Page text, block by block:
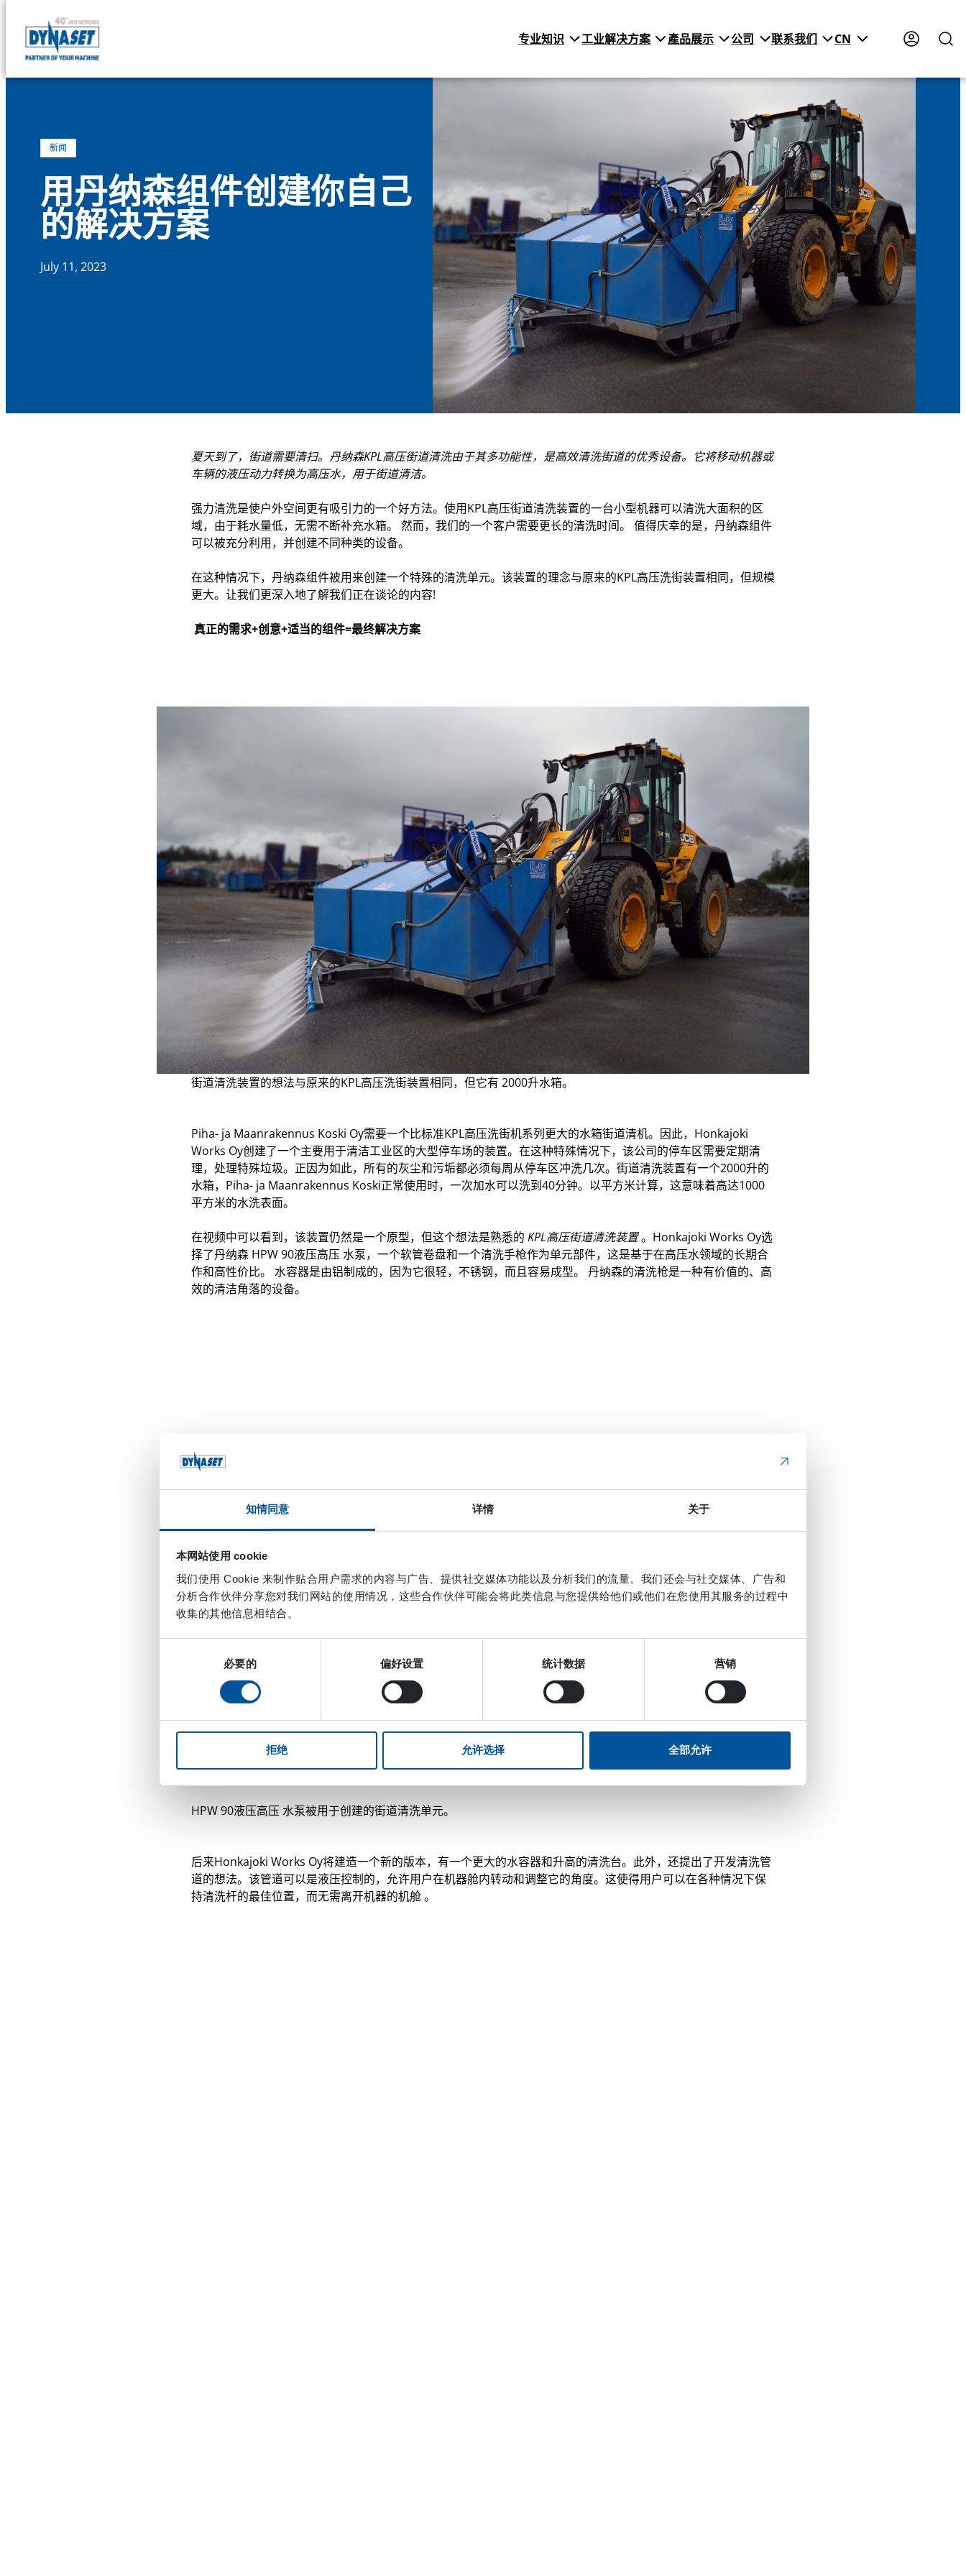
知情同意 详情 关于
本网站使用 cookie
我们使用 Cookie 来制作贴合用户需求的内容与广告、提供社交媒体功能以及分析我们的流量。我们还会与社交媒体、广告和
分析合作伙伴分享您对我们网站的使用情况，这些合作伙伴可能会将此类信息与您提供给他们或他们在您使用其服务的过程中
收集的其他信息相结合。
必要的 偏好设置 统计数据 营销
拒绝 允许选择 全部允许
Skip
DYNASET
专业知识 工业解决方案 產品展示 公司 联系我们 CN
新闻
用丹纳森组件创建你自己
的解决方案
July 11, 2023
夏天到了，街道需要清扫。丹纳森KPL高压街道清洗由于其多功能性，是高效清洗街道的优秀设备。它将移动机器或
车辆的液压动力转换为高压水，用于街道清洁。
强力清洗是使户外空间更有吸引力的一个好方法。使用KPL高压街道清洗装置的一台小型机器可以清洗大面积的区
域，由于耗水量低，无需不断补充水箱。 然而，我们的一个客户需要更长的清洗时间。 值得庆幸的是，丹纳森组件
可以被充分利用，并创建不同种类的设备。
在这种情况下，丹纳森组件被用来创建一个特殊的清洗单元。该装置的理念与原来的KPL高压洗街装置相同，但规模
更大。让我们更深入地了解我们正在谈论的内容!
真正的需求+创意+适当的组件=最终解决方案
街道清洗装置的想法与原来的KPL高压洗街装置相同，但它有 2000升水箱。
Piha- ja Maanrakennus Koski Oy需要一个比标准KPL高压洗街机系列更大的水箱街道清机。因此，Honkajoki
Works Oy创建了一个主要用于清洁工业区的大型停车场的装置。在这种特殊情况下，该公司的停车区需要定期清
理，处理特殊垃圾。正因为如此，所有的灰尘和污垢都必须每周从停车区冲洗几次。街道清洗装置有一个2000升的
水箱，Piha- ja Maanrakennus Koski正常使用时，一次加水可以洗到40分钟。以平方米计算，这意味着高达1000
平方米的水洗表面。
在视频中可以看到，该装置仍然是一个原型，但这个想法是熟悉的 KPL高压街道清洗装置。Honkajoki Works Oy选
择了丹纳森 HPW 90液压高压 水泵，一个软管卷盘和一个清洗手枪作为单元部件，这是基于在高压水领域的长期合
作和高性价比。 水容器是由铝制成的，因为它很轻，不锈钢，而且容易成型。 丹纳森的清洗枪是一种有价值的、高
效的清洁角落的设备。
HPW 90液压高压 水泵被用于创建的街道清洗单元。
后来Honkajoki Works Oy将建造一个新的版本，有一个更大的水容器和升高的清洗台。此外，还提出了开发清洗管
道的想法。该管道可以是液压控制的，允许用户在机器舱内转动和调整它的角度。这使得用户可以在各种情况下保
持清洗杆的最佳位置，而无需离开机器的机舱 。